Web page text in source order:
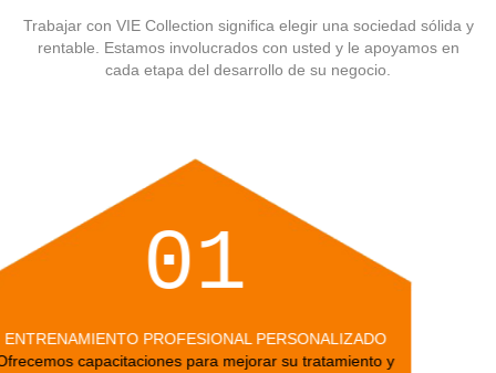
Trabajar con VIE Collection significa elegir una sociedad sólida y
rentable. Estamos involucrados con usted y le apoyamos en
cada etapa del desarrollo de su negocio.
01
ENTRENAMIENTO PROFESIONAL PERSONALIZADO
Ofrecemos capacitaciones para mejorar su tratamiento y